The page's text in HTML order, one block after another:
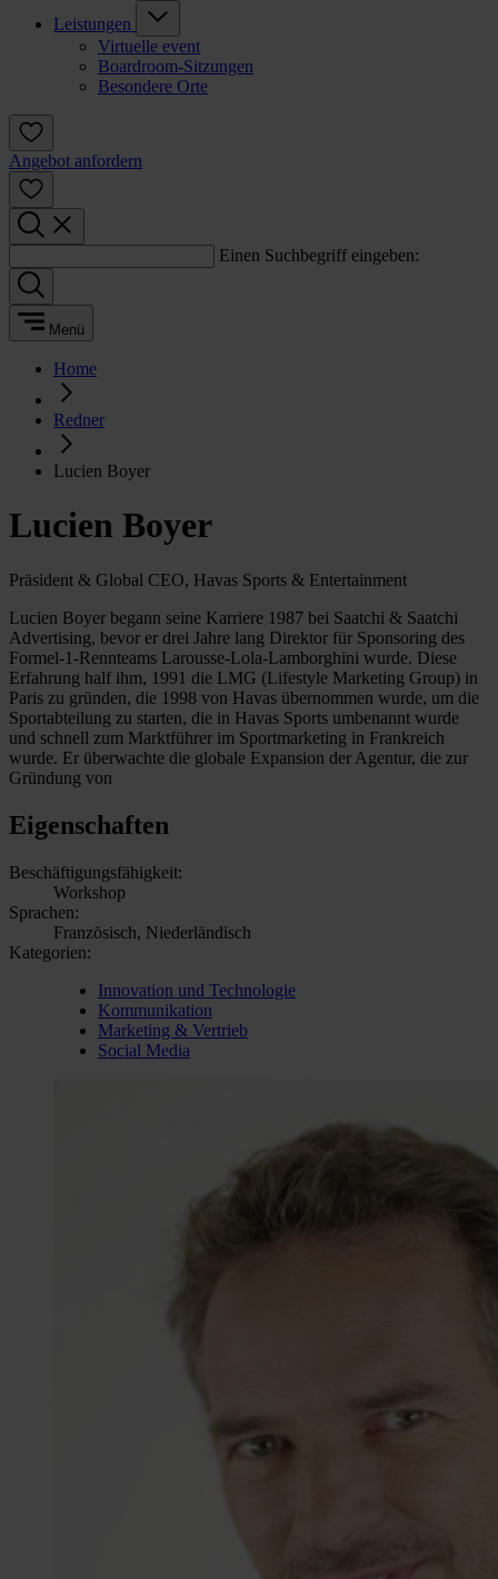
Leistungen
Virtuelle event
Boardroom-Sitzungen
Besondere Orte
Angebot anfordern
Einen Suchbegriff eingeben:
Menü
Home
Redner
Lucien Boyer
Lucien Boyer
Präsident & Global CEO, Havas Sports & Entertainment
Lucien Boyer begann seine Karriere 1987 bei Saatchi & Saatchi
Advertising, bevor er drei Jahre lang Direktor für Sponsoring des
Formel-1-Rennteams Larousse-Lola-Lamborghini wurde. Diese
Erfahrung half ihm, 1991 die LMG (Lifestyle Marketing Group) in
Paris zu gründen, die 1998 von Havas übernommen wurde, um die
Sportabteilung zu starten, die in Havas Sports umbenannt wurde
und schnell zum Marktführer im Sportmarketing in Frankreich
wurde. Er überwachte die globale Expansion der Agentur, die zur
Gründung von
Eigenschaften
Beschäftigungsfähigkeit:
Workshop
Sprachen:
Französisch, Niederländisch
Kategorien:
Innovation und Technologie
Kommunikation
Marketing & Vertrieb
Social Media